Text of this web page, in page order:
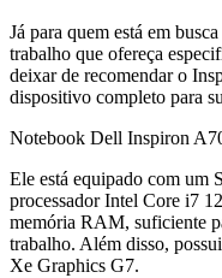
Já para quem está em
trabalho que ofereça
deixar de recomendar o
dispositivo completo para
Notebook Dell Inspiron
Ele está equipado com um
processador Intel Core i7
memória RAM, suficiente
trabalho. Além disso,
Xe Graphics G7.